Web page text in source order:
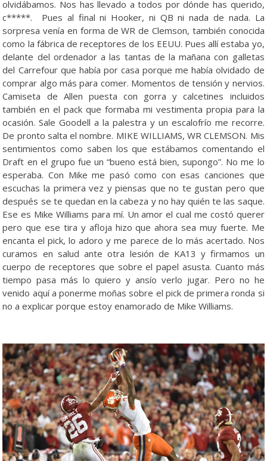
olvidábamos. Nos has llevado a todos por dónde has querido,
c*****. Pues al final ni Hooker, ni QB ni nada de nada. La
sorpresa venía en forma de WR de Clemson, también conocida
como la fábrica de receptores de los EEUU. Pues allí estaba yo,
delante del ordenador a las tantas de la mañana con galletas
del Carrefour que había por casa porque me había olvidado de
comprar algo más para comer. Momentos de tensión y nervios.
Camiseta de Allen puesta con gorra y calcetines incluidos
también en el pack que formaba mi vestimenta propia para la
ocasión. Sale Goodell a la palestra y un escalofrío me recorre.
De pronto salta el nombre. MIKE WILLIAMS, WR CLEMSON. Mis
sentimientos como saben los que estábamos comentando el
Draft en el grupo fue un “bueno está bien, supongo”. No me lo
esperaba. Con Mike me pasó como con esas canciones que
escuchas la primera vez y piensas que no te gustan pero que
después se te quedan en la cabeza y no hay quién te las saque.
Ese es Mike Williams para mí. Un amor el cual me costó querer
pero que ese tira y afloja hizo que ahora sea muy fuerte. Me
encanta el pick, lo adoro y me parece de lo más acertado. Nos
curamos en salud ante otra lesión de KA13 y firmamos un
cuerpo de receptores que sobre el papel asusta. Cuanto más
tiempo pasa más lo quiero y ansío verlo jugar. Pero no he
venido aquí a ponerme moñas sobre el pick de primera ronda si
no a explicar porque estoy enamorado de Mike Williams.